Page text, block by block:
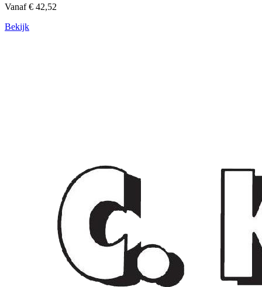
Vanaf € 42,52
Bekijk